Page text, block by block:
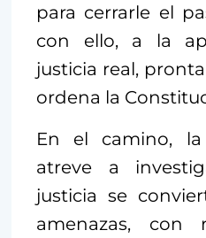
para cerrarle el
con ello, a la
justicia real,
ordena la
En el camino,
atreve a
justicia se
amenazas, con